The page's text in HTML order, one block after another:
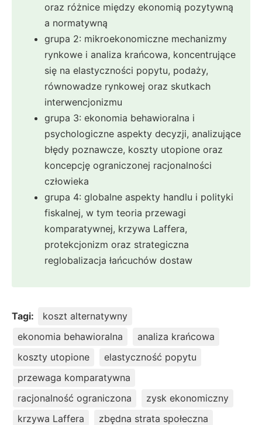
oraz różnice między ekonomią pozytywną
a normatywną
grupa 2: mikroekonomiczne mechanizmy
rynkowe i analiza krańcowa, koncentrujące
się na elastyczności popytu, podaży,
równowadze rynkowej oraz skutkach
interwencjonizmu
grupa 3: ekonomia behawioralna i
psychologiczne aspekty decyzji, analizujące
błędy poznawcze, koszty utopione oraz
koncepcję ograniczonej racjonalności
człowieka
grupa 4: globalne aspekty handlu i polityki
fiskalnej, w tym teoria przewagi
komparatywnej, krzywa Laffera,
protekcjonizm oraz strategiczna
reglobalizacja łańcuchów dostaw
Tagi:
koszt alternatywny
ekonomia behawioralna
analiza krańcowa
koszty utopione
elastyczność popytu
przewaga komparatywna
racjonalność ograniczona
zysk ekonomiczny
krzywa Laffera
zbędna strata społeczna